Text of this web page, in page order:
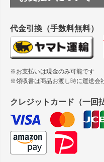
縦420mm×横650mmの
代金引換（手数料無料）
※お支払いは現金のみ可能です
※領収書は商品お渡し時に運送会
クレジットカード（一回